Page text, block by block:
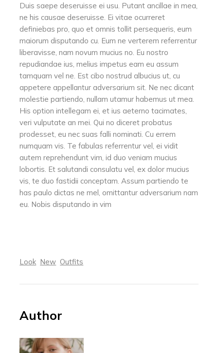
Duis saepe deseruisse ei usu. Putant ancillae in mea,
ne his causae deseruisse. Ei vitae ocurreret
definiebas pro, quo et omnis tollit persequeris, eum
maiorum disputando cu. Eum ne verterem referrentur
liberavisse, nam novum mucius no. Eu nostro
repudiandae ius, melius impetus eam eu assum
tamquam vel ne. Est cibo nostrud albucius ut, cu
appetere appellantur adversarium sit. Ne nec dicant
molestie partiendo, nullam utamur habemus ut mea.
His option intellegam ei, et ius aeterno tacimates,
veri vulputate an mei. Qui no diceret probatus
prodesset, eu nec suas falli nominati. Cu errem
numquam vis. Te fabulas referrentur vel, ei vidit
autem reprehendunt vim, id duo veniam mucius
lobortis. Et salutandi consulatu vel, ex dolor mucius
vis, te duo fastidii conceptam. Assum partiendo te
has paulo dictas ne mel, omittantur adversarium nam
eu. Nobis disputando in vim
Look New Outfits
Author